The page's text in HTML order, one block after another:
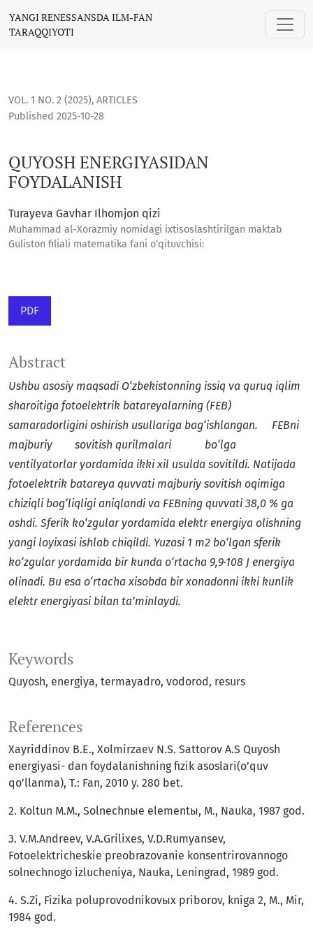
YANGI RENESSANSDA ILM-FAN
TARAQQIYOTI
VOL. 1 NO. 2 (2025), ARTICLES
QUYOSH ENERGIYASIDAN
FOYDALANISH
Published 2025-10-28
Turayeva Gavhar Ilhomjon qizi
Muhammad al-Xorazmiy nomidagi ixtisoslashtirilgan maktab
Guliston filiali matematika fani o‘qituvchisi:
PDF
Keywords
Quyosh, energiya, termayadro, vodorod, resurs
Abstract
Ushbu asosiy maqsadi O‘zbekistonning issiq va quruq iqlim
sharoitiga fotoelektrik batareyalarning (FEB)
samaradorligini oshirish usullariga bag‘ishlangan. FEBni
majburiy sovitish qurilmalari bo‘lga
ventilyatorlar yordamida ikki xil usulda sovitildi. Natijada
fotoelektrik batareya quvvati majburiy sovitish oqimiga
chiziqli bog‘liqligi aniqlandi va FEBning quvvati 38,0 % ga
oshdi. Sferik ko‘zgular yordamida elektr energiya olishning
yangi loyixasi ishlab chiqildi. Yuzasi 1 m2 bo‘lgan sferik
ko‘zgular yordamida bir kunda o‘rtacha 9,9∙108 J energiya
olinadi. Bu esa o‘rtacha xisobda bir xonadonni ikki kunlik
elektr energiyasi bilan ta’minlaydi.
References
Xayriddinov B.E., Xolmirzaev N.S. Sattorov A.S Quyosh
energiyasi- dan foydalanishning fizik asoslari(o’quv
qo’llanma), T.: Fan, 2010 y. 280 bet.
2. Koltun M.M., Solnechnыe elementы, M., Nauka, 1987 god.
3. V.M.Andreev, V.A.Grilixes, V.D.Rumyansev,
Fotoelektricheskie preobrazovanie konsentrirovannogo
solnechnogo izlucheniya, Nauka, Leningrad, 1989 god.
4. S.Zi, Fizika poluprovodnikovыx priborov, kniga 2, M., Mir,
1984 god.